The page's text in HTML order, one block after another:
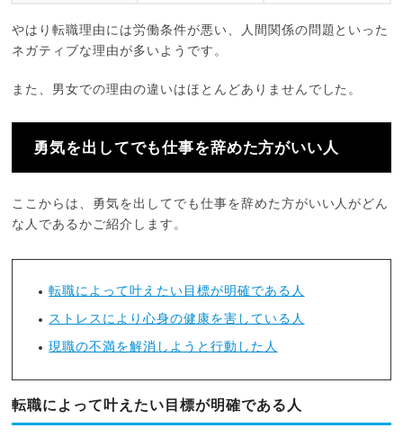
やはり転職理由には労働条件が悪い、人間関係の問題といった
ネガティブな理由が多いようです。
また、男女での理由の違いはほとんどありませんでした。
勇気を出してでも仕事を辞めた方がいい人
ここからは、勇気を出してでも仕事を辞めた方がいい人がどん
な人であるかご紹介します。
転職によって叶えたい目標が明確である人
ストレスにより心身の健康を害している人
現職の不満を解消しようと行動した人
転職によって叶えたい目標が明確である人